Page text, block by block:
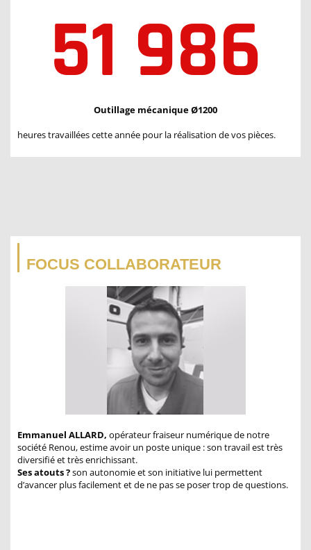
51 986
Outillage mécanique Ø1200
heures travaillées cette année pour la réalisation de vos pièces.
FOCUS COLLABORATEUR
Emmanuel ALLARD, opérateur fraiseur numérique de notre
société Renou, estime avoir un poste unique : son travail est très
diversifié et très enrichissant.
Ses atouts ?son autonomie et son initiative lui permettent
d’avancer plus facilement et de ne pas se poser trop de questions.